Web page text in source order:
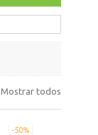
Mostrar todos
-50%